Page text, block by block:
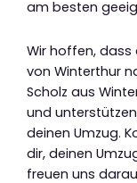
am besten
Wir hoffen, dass
von Winterthur
Scholz aus
und
deinen Umzug.
dir, deinen
freuen uns